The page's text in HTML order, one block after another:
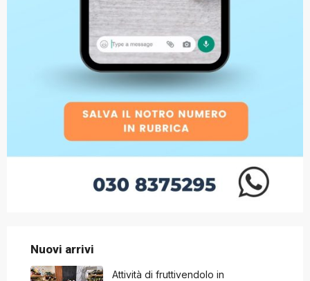
Nuovi arrivi
Attività di fruttivendolo in